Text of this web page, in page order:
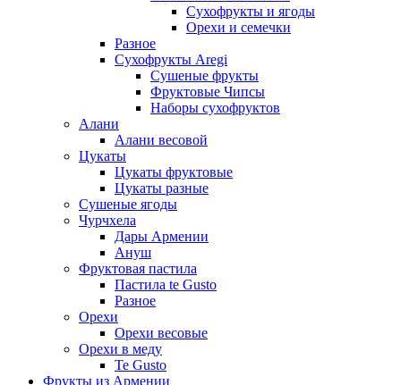
Сухофрукты и ягоды
Орехи и семечки
Разное
Сухофрукты Aregi
Сушеные фрукты
Фруктовые Чипсы
Наборы сухофруктов
Алани
Алани весовой
Цукаты
Цукаты фруктовые
Цукаты разные
Сушеные ягоды
Чурчхела
Дары Армении
Ануш
Фруктовая пастила
Пастила te Gusto
Разное
Орехи
Орехи весовые
Орехи в меду
Te Gusto
Фрукты из Армении